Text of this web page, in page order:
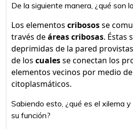
De la siguiente manera, ¿qué son
Los elementos cribososse
través deáreas cribosas. Éstas
deprimidas de la pared
de los cualesse conectan los
elementos vecinos por medio
citoplasmáticos.
Sabiendo esto, ¿qué es el xilema
su función?